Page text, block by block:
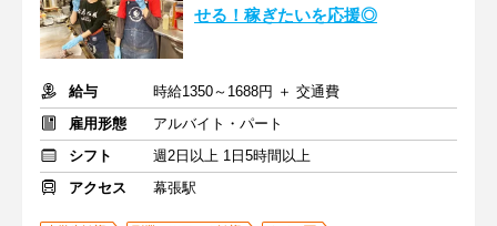
せる！稼ぎたいを応援◎
給与
時給1350～1688円 ＋ 交通費
雇用形態
アルバイト・パート
シフト
週2日以上 1日5時間以上
アクセス
幕張駅